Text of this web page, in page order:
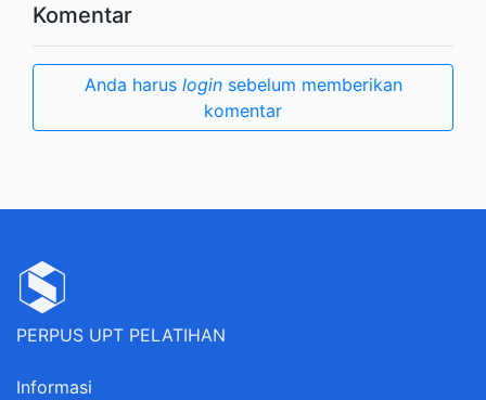
Komentar
Anda harus loginsebelum memberikan
komentar
PERPUS UPT PELATIHAN
Informasi